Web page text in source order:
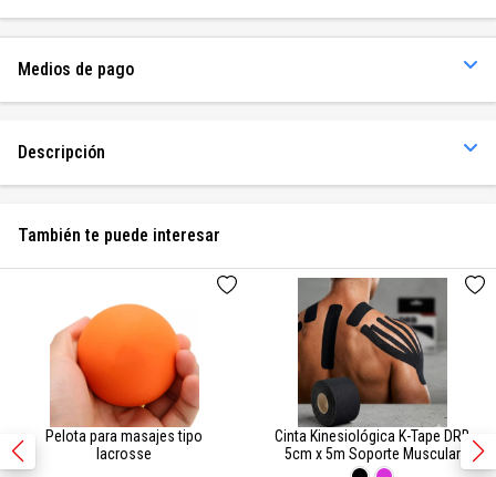
Medios de pago
Descripción
También te puede interesar
Pelota para masajes tipo
lacrosse
Cinta Kinesiológica K-Tape DRB
5cm x 5m Soporte Muscular